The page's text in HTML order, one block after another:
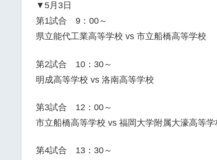
▼5月3日
第1試合 9：00～
県立能代工業高等学校 vs 市立船橋高等学校
第2試合 10：30～
明成高等学校 vs 洛南高等学校
第3試合 12：00～
市立船橋高等学校 vs 福岡大学附属大濠高等学
第4試合 13：30～